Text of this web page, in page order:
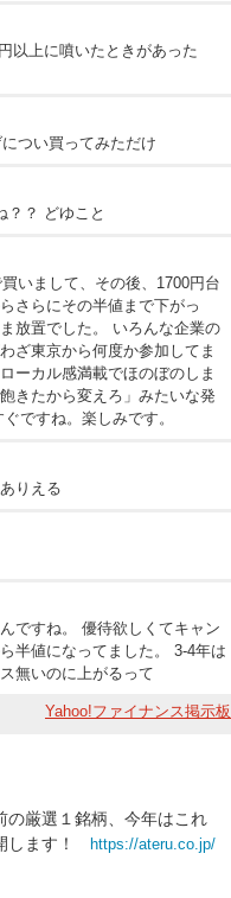
以上に噴いたときがあった
つい買ってみただけ
？？ どゆこと
いまして、その後、1700円台
さらにその半値まで下がっ
放置でした。 いろんな企業の
ざ東京から何度か参加してま
ーカル感満載でほのぼのしま
きたから変えろ」みたいな発
ですね。楽しみです。
りえる
ですね。 優待欲しくてキャン
半値になってました。 3-4年は
無いのに上がるって
Yahoo!ファイナンス掲示板
の厳選１銘柄、今年はこれ
ます！
https://ateru.co.jp/